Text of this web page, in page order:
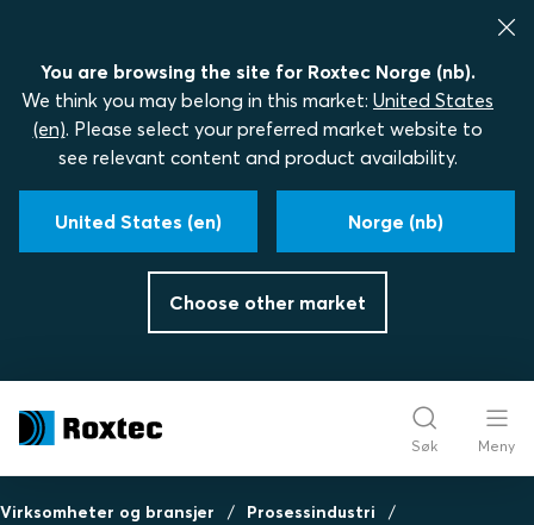
You are browsing the site for Roxtec Norge (nb).
We think you may belong in this market: United States
(en). Please select your preferred market website to
see relevant content and product availability.
United States (en) Norge (nb)
Choose other market
Søk Meny
Virksomheter og bransjer
Prosessindustri